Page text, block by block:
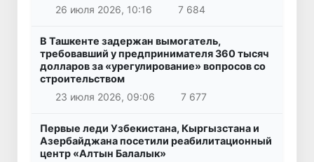
26 июля 2026, 10:16
7 684
В Ташкенте задержан вымогатель,
требовавший у предпринимателя 360 тысяч
долларов за «урегулирование» вопросов со
строительством
23 июля 2026, 09:06
7 677
Первые леди Узбекистана, Кыргызстана и
Азербайджана посетили реабилитационный
центр «Алтын Балалык»